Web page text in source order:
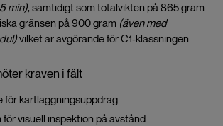
min), samtidigt som totalvikten på 865 gram
gränsen på 900 gram (även med
vilket är avgörande för C1-klassningen.
kraven i fält
för kartläggningsuppdrag.
visuell inspektion på avstånd.